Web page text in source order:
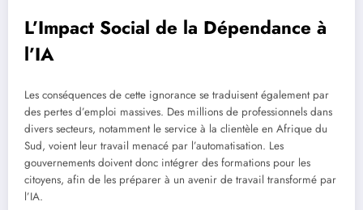
L’Impact Social de la Dépendance à
l’IA
Les conséquences de cette ignorance se traduisent également par
des pertes d’emploi massives. Des millions de professionnels dans
divers secteurs, notamment le service à la clientèle en Afrique du
Sud, voient leur travail menacé par l’automatisation. Les
gouvernements doivent donc intégrer des formations pour les
citoyens, afin de les préparer à un avenir de travail transformé par
l’IA.